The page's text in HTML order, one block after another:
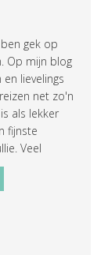
gek op
Op mijn blog
lievelings
net zo'n
als lekker
fijnste
Veel